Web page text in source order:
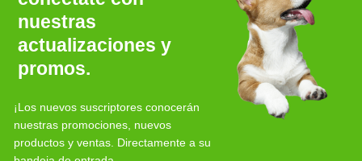
nuestras
actualizaciones y
promos.
¡Los nuevos suscriptores conocerán
nuestras promociones, nuevos
productos y ventas. Directamente a su